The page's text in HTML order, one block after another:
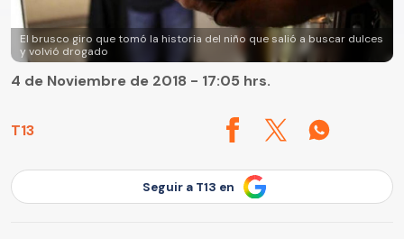
El brusco giro que tomó la historia del niño que salió a buscar dulces
y volvió drogado
T13
4 de Noviembre de 2018 - 17:05 hrs.
Seguir a T13 en